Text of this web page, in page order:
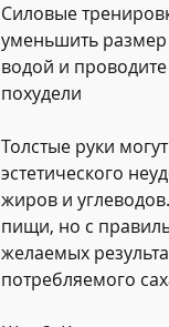
Силовые
уменьшить размер
водой и
похудели
Толстые руки
эстетического
жиров и
пищи, но с
желаемых
потребляемого